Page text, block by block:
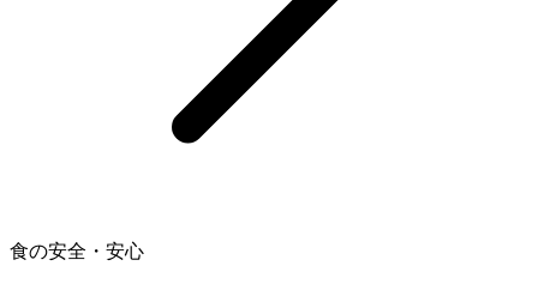
食の安全・安心